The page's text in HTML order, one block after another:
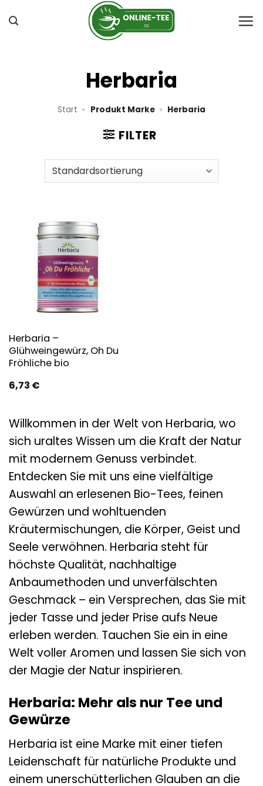
Inhalt
Herbaria
Start » Produkt Marke » Herbaria
FILTER
Herbaria –
Glühweingewürz, Oh Du
Fröhliche bio
6,73 €
Willkommen in der Welt von Herbaria, wo
sich uraltes Wissen um die Kraft der Natur
mit modernem Genuss verbindet.
Entdecken Sie mit uns eine vielfältige
Auswahl an erlesenen Bio-Tees, feinen
Gewürzen und wohltuenden
Kräutermischungen, die Körper, Geist und
Seele verwöhnen. Herbaria steht für
höchste Qualität, nachhaltige
Anbaumethoden und unverfälschten
Geschmack – ein Versprechen, das Sie mit
jeder Tasse und jeder Prise aufs Neue
erleben werden. Tauchen Sie ein in eine
Welt voller Aromen und lassen Sie sich von
der Magie der Natur inspirieren.
Herbaria: Mehr als nur Tee und
Gewürze
Herbaria ist eine Marke mit einer tiefen
Leidenschaft für natürliche Produkte und
einem unerschütterlichen Glauben an die